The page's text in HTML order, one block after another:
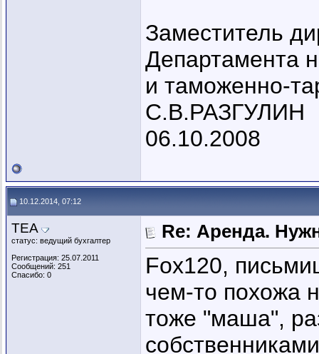
Заместитель
Департамента
и таможенно-
С.В.РАЗГУЛИН
06.10.2008
10.12.2014, 07:12
ТЕА
статус: ведущий бухгалтер
Регистрация: 25.07.2011
Сообщений: 251
Спасибо: 0
Re: Аренда.
Fox120,
чем-то похожа
тоже "маша",